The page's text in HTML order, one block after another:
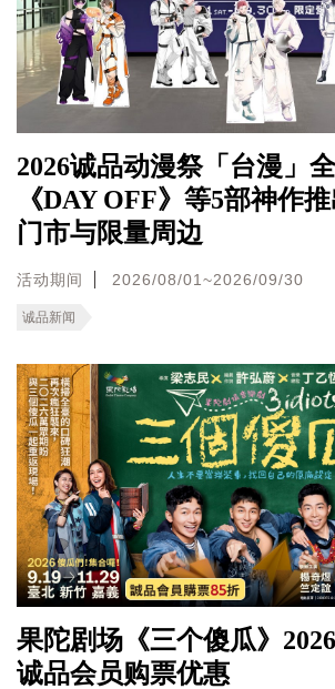
2026诚品动漫祭「台漫」
《DAY OFF》等5部神作
门市与限量周边
活动期间 2026/08/01~2026/09/30
诚品新闻
果陀剧场《三个傻瓜》
诚品会员购票优惠